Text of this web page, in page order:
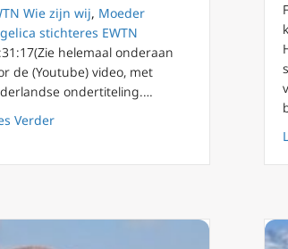
zonder principes
Wie zijn wij, Moeder
stichteres EWTN
helemaal onderaan
de (Youtube) video, met
ondertiteling.…
Verderabout Moeder Angelica: waarom